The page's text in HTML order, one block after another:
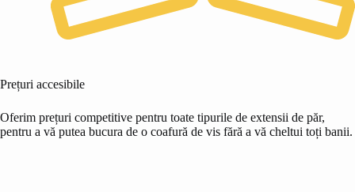
Prețuri accesibile
Oferim prețuri competitive pentru toate tipurile de extensii de păr,
pentru a vă putea bucura de o coafură de vis fără a vă cheltui toți banii.